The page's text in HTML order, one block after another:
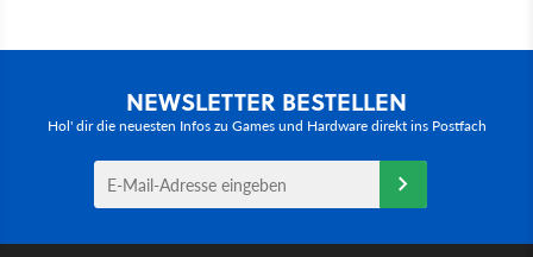
NEWSLETTER BESTELLEN
Hol' dir die neuesten Infos zu Games und Hardware direkt ins Postfach